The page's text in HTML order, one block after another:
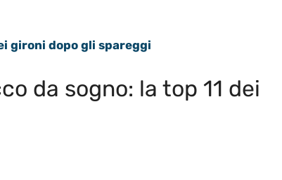
gironi dopo gli spareggi
da sogno: la top 11 dei